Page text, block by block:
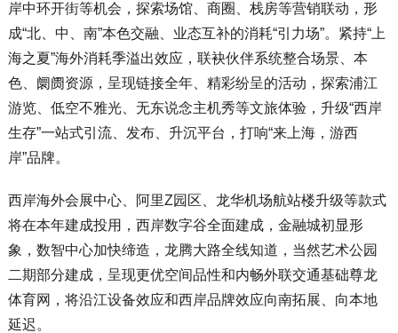
岸中环开街等机会，探索场馆、商圈、栈房等营销联动，形
成“北、中、南”本色交融、业态互补的消耗“引力场”。紧持“上
海之夏”海外消耗季溢出效应，联袂伙伴系统整合场景、本
色、阛阓资源，呈现链接全年、精彩纷呈的活动，探索浦江
游览、低空不雅光、无东说念主机秀等文旅体验，升级“西岸
生存”一站式引流、发布、升沉平台，打响“来上海，游西
岸”品牌。
西岸海外会展中心、阿里Z园区、龙华机场航站楼升级等款式
将在本年建成投用，西岸数字谷全面建成，金融城初显形
象，数智中心加快缔造，龙腾大路全线知道，当然艺术公园
二期部分建成，呈现更优空间品性和内畅外联交通基础尊龙
体育网，将沿江设备效应和西岸品牌效应向南拓展、向本地
延迟。